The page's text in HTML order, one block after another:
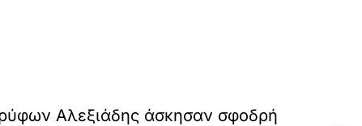
Αλεξιάδης άσκησαν σφοδρή